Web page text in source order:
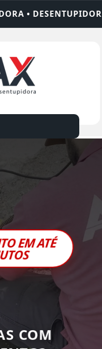
DE FOSSA •
EM ATÉ
COM